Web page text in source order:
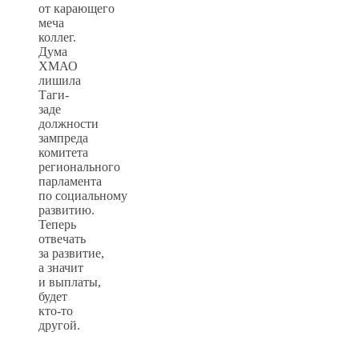
от карающего
меча
коллег.
Дума
ХМАО
лишила
Таги-
заде
должности
зампреда
комитета
регионального
парламента
по социальному
развитию.
Теперь
отвечать
за развитие,
а значит
и выплаты,
будет
кто-то
другой.